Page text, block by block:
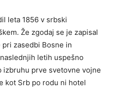
leta 1856 v srbski
Že zgodaj se je zapisal
zasedbi Bosne in
letih uspešno
izbruhu prve svetovne vojne
kot Srb po rodu ni hotel